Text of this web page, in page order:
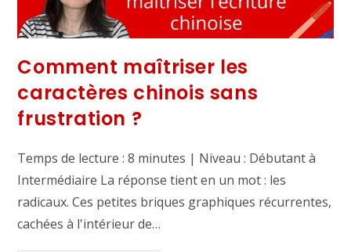
Comment maîtriser les
caractères chinois sans
frustration ?
Temps de lecture : 8 minutes | Niveau : Débutant à
Intermédiaire La réponse tient en un mot : les
radicaux. Ces petites briques graphiques récurrentes,
cachées à l'intérieur de…